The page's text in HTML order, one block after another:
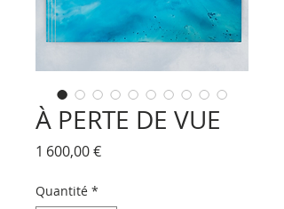
À PERTE DE VUE
1 600,00 €Prix
Quantité *